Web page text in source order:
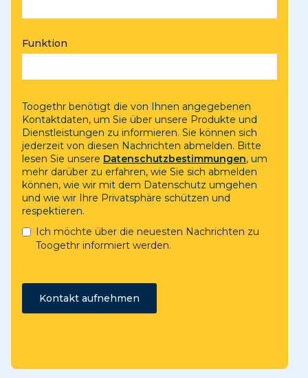
Funktion
Toogethr benötigt die von Ihnen angegebenen
Kontaktdaten, um Sie über unsere Produkte und
Dienstleistungen zu informieren. Sie können sich
jederzeit von diesen Nachrichten abmelden. Bitte
lesen Sie unsere Datenschutzbestimmungen, um
mehr darüber zu erfahren, wie Sie sich abmelden
können, wie wir mit dem Datenschutz umgehen
und wie wir Ihre Privatsphäre schützen und
respektieren.
Ich möchte über die neuesten Nachrichten zu
Toogethr informiert werden.